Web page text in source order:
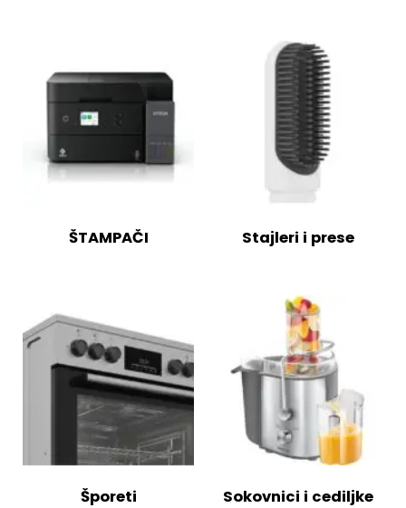
ŠTAMPAČI Stajleri i prese
Šporeti Sokovnici i cediljke